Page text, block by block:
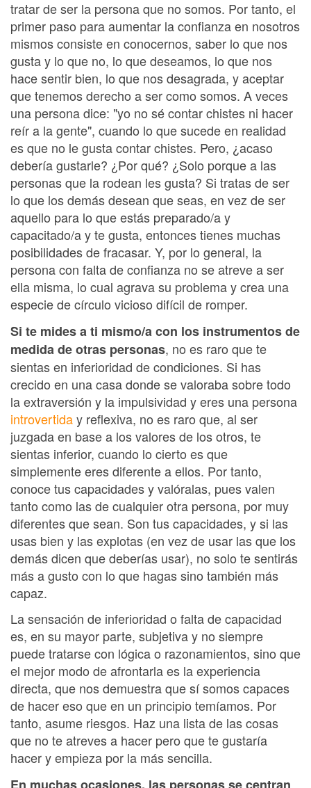
tratar de ser la persona que no somos. Por tanto, el
primer paso para aumentar la confianza en nosotros
mismos consiste en conocernos, saber lo que nos
gusta y lo que no, lo que deseamos, lo que nos
hace sentir bien, lo que nos desagrada, y aceptar
que tenemos derecho a ser como somos. A veces
una persona dice: "yo no sé contar chistes ni hacer
reír a la gente", cuando lo que sucede en realidad
es que no le gusta contar chistes. Pero, ¿acaso
debería gustarle? ¿Por qué? ¿Solo porque a las
personas que la rodean les gusta? Si tratas de ser
lo que los demás desean que seas, en vez de ser
aquello para lo que estás preparado/a y
capacitado/a y te gusta, entonces tienes muchas
posibilidades de fracasar. Y, por lo general, la
persona con falta de confianza no se atreve a ser
ella misma, lo cual agrava su problema y crea una
especie de círculo vicioso difícil de romper.
Si te mides a ti mismo/a con los instrumentos de
medida de otras personas, no es raro que te
sientas en inferioridad de condiciones. Si has
crecido en una casa donde se valoraba sobre todo
la extraversión y la impulsividad y eres una persona
introvertiday reflexiva, no es raro que, al ser
juzgada en base a los valores de los otros, te
sientas inferior, cuando lo cierto es que
simplemente eres diferente a ellos. Por tanto,
conoce tus capacidades y valóralas, pues valen
tanto como las de cualquier otra persona, por muy
diferentes que sean. Son tus capacidades, y si las
usas bien y las explotas (en vez de usar las que los
demás dicen que deberías usar), no solo te sentirás
más a gusto con lo que hagas sino también más
capaz.
La sensación de inferioridad o falta de capacidad
es, en su mayor parte, subjetiva y no siempre
puede tratarse con lógica o razonamientos, sino que
el mejor modo de afrontarla es la experiencia
directa, que nos demuestra que sí somos capaces
de hacer eso que en un principio temíamos. Por
tanto, asume riesgos. Haz una lista de las cosas
que no te atreves a hacer pero que te gustaría
hacer y empieza por la más sencilla.
En muchas ocasiones, las personas se centran